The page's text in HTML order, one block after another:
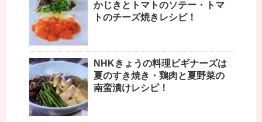
かじきとトマトのソテー・トマ
トのチーズ焼きレシピ！
NHKきょうの料理ビギナーズは
夏のすき焼き・鶏肉と夏野菜の
南蛮漬けレシピ！